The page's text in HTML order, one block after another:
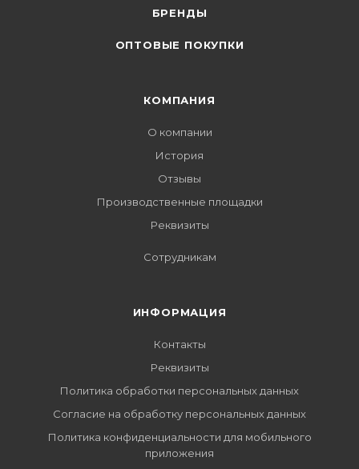
БРЕНДЫ
ОПТОВЫЕ ПОКУПКИ
КОМПАНИЯ
О компании
История
Отзывы
Производственные площадки
Реквизиты
Сотрудникам
ИНФОРМАЦИЯ
Контакты
Реквизиты
Политика обработки персональных данных
Согласие на обработку персональных данных
Политика конфиденциальности для мобильного
приложения